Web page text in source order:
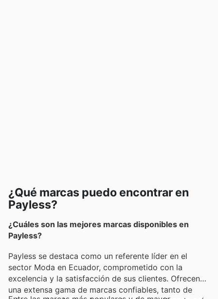
¿Qué marcas puedo encontrar en
Payless?
¿Cuáles son las mejores marcas disponibles en
Payless?
Payless se destaca como un referente líder en el
sector Moda en Ecuador, comprometido con la
excelencia y la satisfacción de sus clientes. Ofrecen
una extensa gama de marcas confiables, tanto de